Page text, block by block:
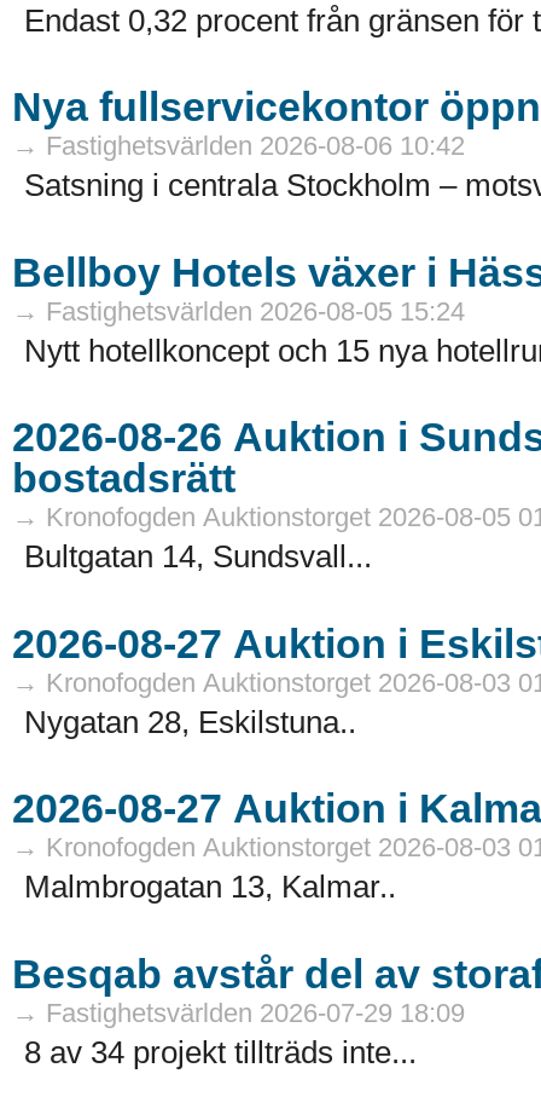
Endast 0,32 procent från gränsen för
Nya fullservicekontor
→ Fastighetsvärlden 2026-08-06 10:42
Satsning i centrala Stockholm –
Bellboy Hotels växer i
→ Fastighetsvärlden 2026-08-05 15:24
Nytt hotellkoncept och 15 nya
2026-08-26 Auktion i Sundsvall - Fastigheter och
bostadsrätt
→ Kronofogden Auktionstorget 2026-08-05
Bultgatan 14, Sundsvall...
→ Kronofogden Auktionstorget 2026-08-03
Nygatan 28, Eskilstuna..
→ Kronofogden Auktionstorget 2026-08-03
Malmbrogatan 13, Kalmar..
Besqab avstår del av
→ Fastighetsvärlden 2026-07-29 18:09
8 av 34 projekt tillträds inte...